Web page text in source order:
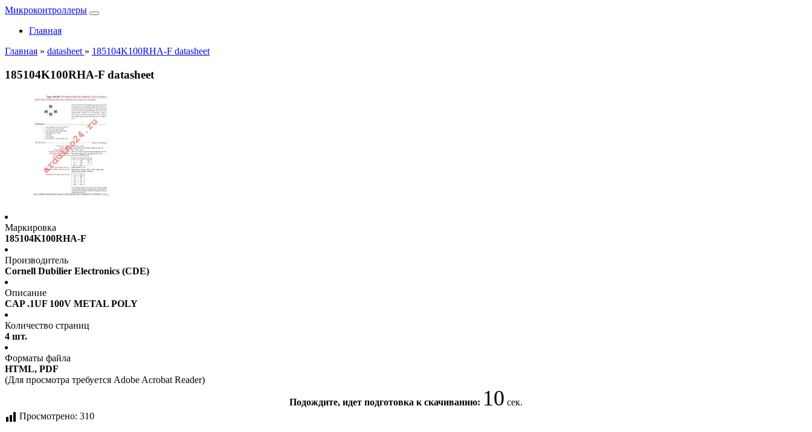
Микроконтроллеры
Главная
Главная » datasheet » 185104K100RHA-F datasheet
185104K100RHA-F datasheet
Маркировка
185104K100RHA-F
Производитель
Cornell Dubilier Electronics (CDE)
Описание
CAP .1UF 100V METAL POLY
Количество страниц
4 шт.
Форматы файла
HTML, PDF
(Для просмотра требуется Adobe Acrobat Reader)
Подождите, идет подготовка к скачиванию: 10 сек.
Просмотрено: 310